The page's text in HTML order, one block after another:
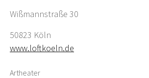
Wißmannstraße 30
50823 Köln
www.loftkoeln.de
Artheater